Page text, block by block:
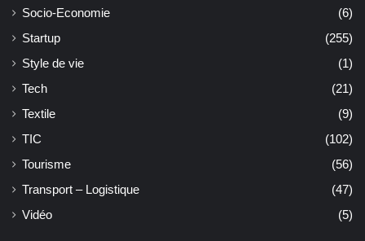
Socio-Economie
(6)
Startup
(255)
Style de vie
(1)
Tech
(21)
Textile
(9)
TIC
(102)
Tourisme
(56)
Transport – Logistique
(47)
Vidéo
(5)